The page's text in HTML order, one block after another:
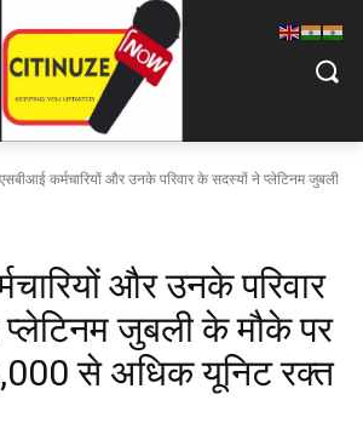
एसबीआई कर्मचारियों और उनके परिवार के सदस्यों ने प्लेटिनम जुबली
और उनके परिवार
जुबली के मौके पर
से अधिक यूनिट रक्त